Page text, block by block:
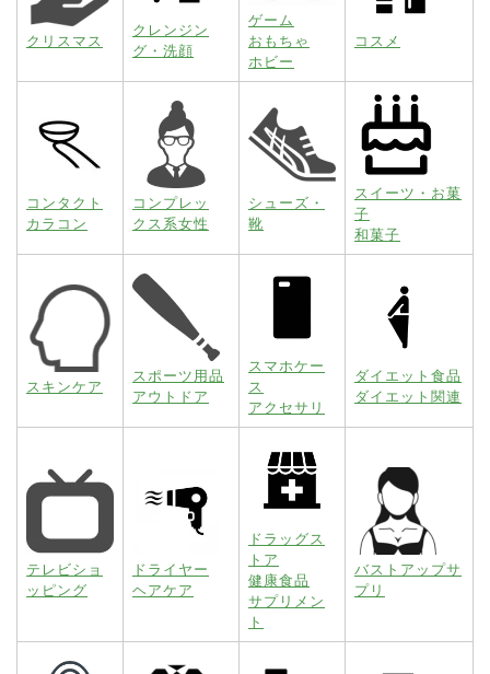
クリスマス
クレンジン
グ・洗顔
ゲーム
おもちゃ
ホビー
コスメ
コンタクト
カラコン
コンプレッ
クス系女性
シューズ・
靴
スイーツ・お菓
子
和菓子
スキンケア
スポーツ用品
アウトドア
スマホケー
ス
アクセサリ
ダイエット食品
ダイエット関連
テレビショ
ッピング
ドライヤー
ヘアケア
ドラッグス
トア
健康食品
サプリメン
ト
バストアップサ
プリ